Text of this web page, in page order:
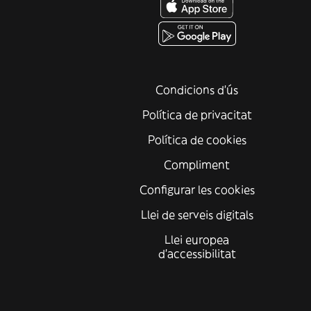
Condicions d'ús
Política de privacitat
Política de cookies
Compliment
Configurar les cookies
Llei de serveis digitals
Llei europea
d'accessibilitat